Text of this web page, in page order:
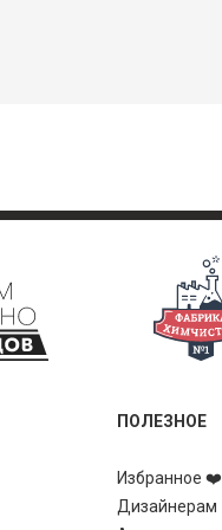
ПОЛЕЗНОЕ
Избранное ❤️
Дизайнерам